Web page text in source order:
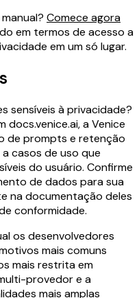
Comece agora
em termos de acesso a
em um só lugar.
sensíveis à privacidade?
a Venice
de prompts e retenção
casos de uso que
do usuário. Confirme
de dados para sua
na documentação deles
conformidade.
os desenvolvedores
mais comuns
mais restrita em
provedor e a
mais amplas